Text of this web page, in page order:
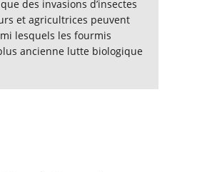
des invasions d’insectes
et agricultrices peuvent
lesquels les fourmis
ancienne lutte biologique